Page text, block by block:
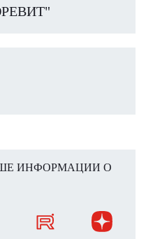
ИНФОРМАЦИИ О